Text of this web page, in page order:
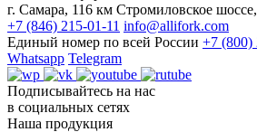
г. Самара, 116 км Стромиловское шоссе,
+7 (846) 215-01-11 info@allifork.com
Единый номер по всей России +7 (800)
Whatsapp Telegram
Подписывайтесь на нас
в социальных сетях
Наша продукция